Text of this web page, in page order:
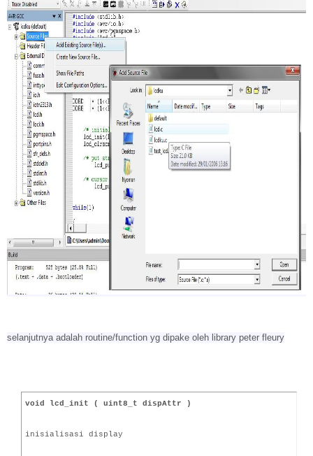
selanjutnya adalah routine/function yg dipake oleh library peter fleury
void lcd_init ( uint8_t dispAttr )
inisialisasi display